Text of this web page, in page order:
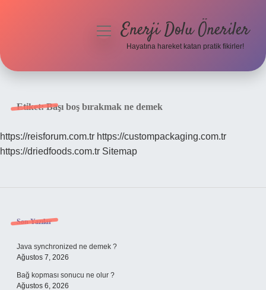
Hakkımızda
menüyüEnerji Dolu Öneriler
Hayatına hareket katan pratik fikirler!
Etiket:Başı boş bırakmak ne demek
https://reisforum.com.tr https://custompackaging.com.tr
https://driedfoods.com.tr Sitemap
Sidebar
Son Yazılar
Java synchronized ne demek ?
Ağustos 7, 2026
Bağ kopması sonucu ne olur ?
Ağustos 6, 2026